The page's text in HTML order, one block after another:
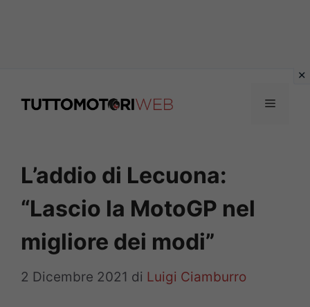
Menu
L’addio di Lecuona:
“Lascio la MotoGP nel
migliore dei modi”
2 Dicembre 2021 di Luigi Ciamburro